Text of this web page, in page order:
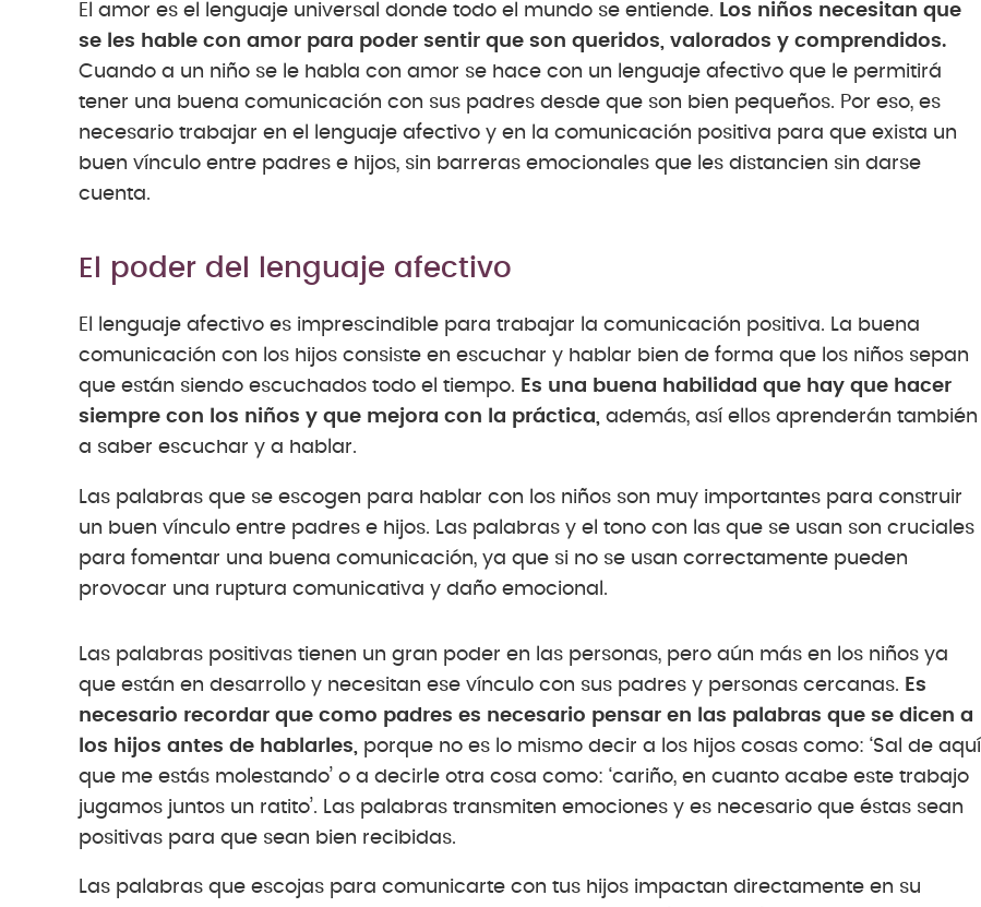
El amor es el lenguaje universal donde todo el mundo se entiende. Los niños necesitan que
se les hable con amor para poder sentir que son queridos, valorados y comprendidos.
Cuando a un niño se le habla con amor se hace con un lenguaje afectivo que le permitirá
tener una buena comunicación con sus padres desde que son bien pequeños. Por eso, es
necesario trabajar en el lenguaje afectivo y en la comunicación positiva para que exista un
buen vínculo entre padres e hijos, sin barreras emocionales que les distancien sin darse
cuenta.
El poder del lenguaje afectivo
El lenguaje afectivo es imprescindible para trabajar la comunicación positiva. La buena
comunicación con los hijos consiste en escuchar y hablar bien de forma que los niños sepan
que están siendo escuchados todo el tiempo. Es una buena habilidad que hay que hacer
siempre con los niños y que mejora con la práctica, además, así ellos aprenderán también
a saber escuchar y a hablar.
Las palabras que se escogen para hablar con los niños son muy importantes para construir
un buen vínculo entre padres e hijos. Las palabras y el tono con las que se usan son cruciales
para fomentar una buena comunicación, ya que si no se usan correctamente pueden
provocar una ruptura comunicativa y daño emocional.
Las palabras positivas tienen un gran poder en las personas, pero aún más en los niños ya
que están en desarrollo y necesitan ese vínculo con sus padres y personas cercanas. Es
necesario recordar que como padres es necesario pensar en las palabras que se dicen a
los hijos antes de hablarles, porque no es lo mismo decir a los hijos cosas como: ‘Sal de aquí
que me estás molestando’ o a decirle otra cosa como: ‘cariño, en cuanto acabe este trabajo
jugamos juntos un ratito’. Las palabras transmiten emociones y es necesario que éstas sean
positivas para que sean bien recibidas.
Las palabras que escojas para comunicarte con tus hijos impactan directamente en su